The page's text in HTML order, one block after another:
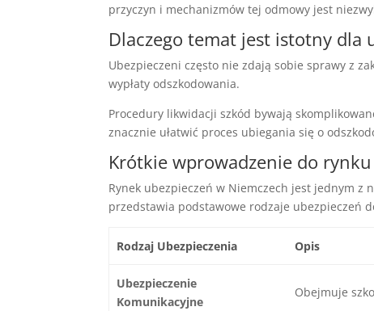
przyczyn i mechanizmów tej odmowy jest
Dlaczego temat jest istotny dla
Ubezpieczeni często nie zdają sobie sprawy z
wypłaty odszkodowania.
Procedury likwidacji szkód bywają
znacznie ułatwić proces ubiegania się o
Krótkie wprowadzenie do
Rynek ubezpieczeń w Niemczech jest jednym z
przedstawia podstawowe rodzaje ubezpieczeń
Rodzaj Ubezpieczenia Opis
Ubezpieczenie
Komunikacyjne
Obejmuje